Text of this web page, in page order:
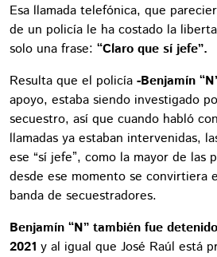
Esa llamada telefónica, que
de un policía le ha costado la
solo una frase: “Claro que sí jefe”.
Resulta que el policía -Benjamín
apoyo, estaba siendo investigado
secuestro, así que cuando habló
llamadas ya estaban intervenidas,
ese “sí jefe”, como la mayor de las
desde ese momento se convirtiera
banda de secuestradores.
Benjamín “N” también fue
2021 y al igual que José Raúl está